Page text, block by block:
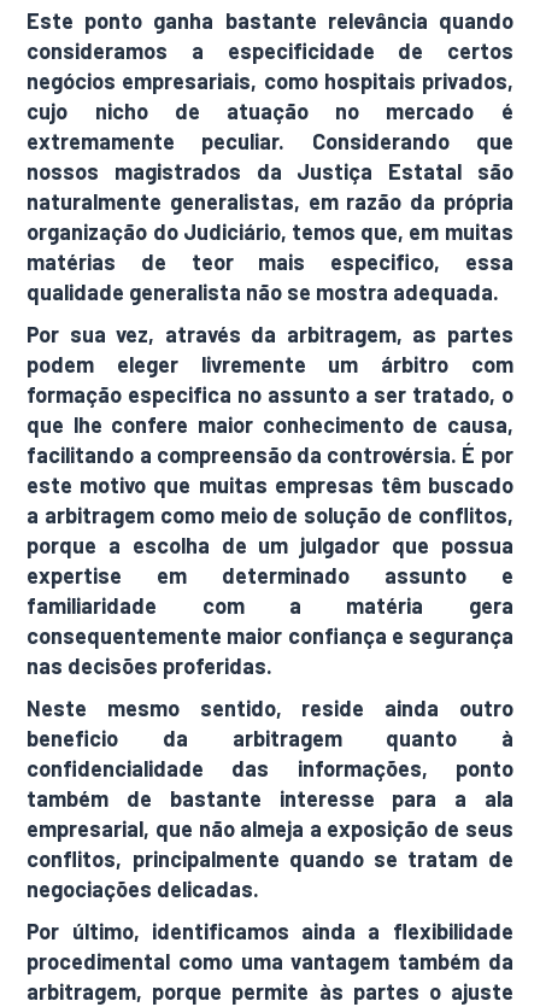
Este ponto ganha bastante relevância quando
consideramos a especificidade de certos
negócios empresariais, como hospitais privados,
cujo nicho de atuação no mercado é
extremamente peculiar. Considerando que
nossos magistrados da Justiça Estatal são
naturalmente generalistas, em razão da própria
organização do Judiciário, temos que, em muitas
matérias de teor mais especifico, essa
qualidade generalista não se mostra adequada.
Por sua vez, através da arbitragem, as partes
podem eleger livremente um árbitro com
formação especifica no assunto a ser tratado, o
que lhe confere maior conhecimento de causa,
facilitando a compreensão da controvérsia. É por
este motivo que muitas empresas têm buscado
a arbitragem como meio de solução de conflitos,
porque a escolha de um julgador que possua
expertise em determinado assunto e
familiaridade com a matéria gera
consequentemente maior confiança e segurança
nas decisões proferidas.
Neste mesmo sentido, reside ainda outro
beneficio da arbitragem quanto à
confidencialidade das informações, ponto
também de bastante interesse para a ala
empresarial, que não almeja a exposição de seus
conflitos, principalmente quando se tratam de
negociações delicadas.
Por último, identificamos ainda a flexibilidade
procedimental como uma vantagem também da
arbitragem, porque permite às partes o ajuste